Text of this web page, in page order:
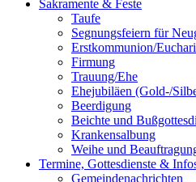
Sakramente & Feste
Taufe
Segnungsfeiern für
Erstkommunion/
Firmung
Trauung/Ehe
Ehejubiläen (Gold-/
Beerdigung
Beichte und
Krankensalbung
Weihe und
Termine, Gottesdienste &
Gemeindenachrichten